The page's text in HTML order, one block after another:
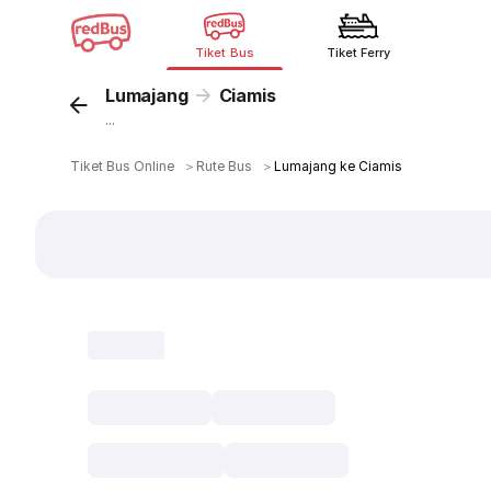
Tiket Bus Tiket Ferry
Lumajang Ciamis
...
Tiket Bus Online ＞ Rute Bus ＞Lumajang ke Ciamis